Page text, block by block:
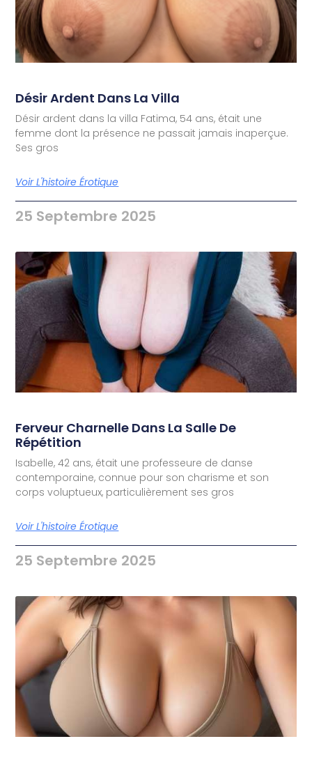
Désir Ardent Dans La Villa
Désir ardent dans la villa Fatima, 54 ans, était une
femme dont la présence ne passait jamais inaperçue.
Ses gros
Voir L'histoire Érotique
25 Septembre 2025
Ferveur Charnelle Dans La Salle De
Répétition
Isabelle, 42 ans, était une professeure de danse
contemporaine, connue pour son charisme et son
corps voluptueux, particulièrement ses gros
Voir L'histoire Érotique
25 Septembre 2025